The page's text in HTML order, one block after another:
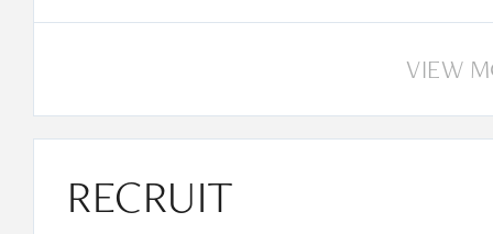
VIEW
RECRUIT